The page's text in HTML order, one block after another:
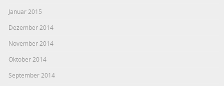
Januar 2015
Dezember 2014
November 2014
Oktober 2014
September 2014